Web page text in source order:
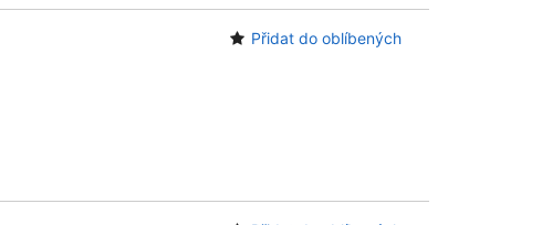
Přidat do oblíbených